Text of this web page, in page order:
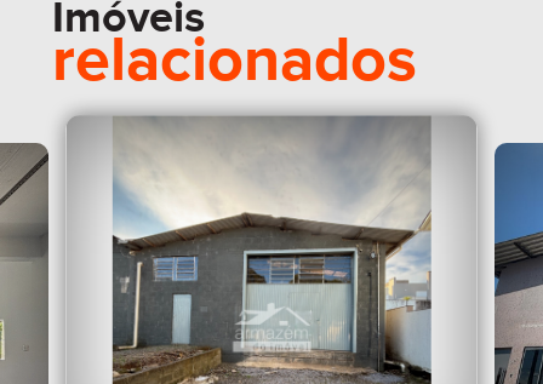
Imóveis
relacionados